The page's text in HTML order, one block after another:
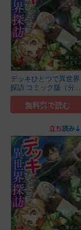
デッキひとつで異世界
探訪 コミック版（分...
(14)
無料㌽で読む